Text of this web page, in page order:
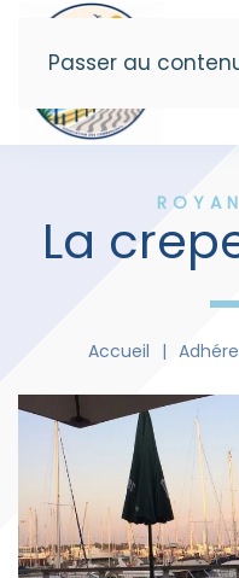
Passer au
La
Accueil